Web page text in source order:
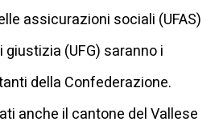
assicurazioni sociali (UFAS)
(UFG) saranno i
della Confederazione.
anche il cantone del Vallese